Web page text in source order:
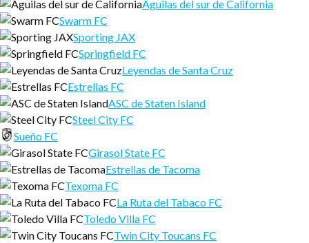
Águilas del sur de California
Swarm FC
Sporting JAX
Springfield FC
Leyendas de Santa Cruz
Estrellas FC
ASC de Staten Island
Steel City FC
Sueño FC
Girasol State FC
Estrellas de Tacoma
Texoma FC
La Ruta del Tabaco FC
Toledo Villa FC
Twin City Toucans FC